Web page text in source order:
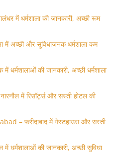
में धर्मशाला की जानकारी, अच्छी रूम
अच्छी और सुविधाजनक धर्मशाला कम
की जानकारी, अच्छी धर्मशाला
में रिसॉर्ट्स और सस्ती होटल की
– फरीदाबाद में गेस्टहाउस और सस्ती
की जानकारी, अच्छी सुविधा